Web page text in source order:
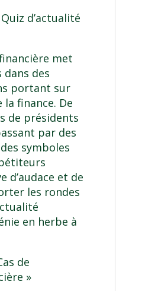
d’actualité
met
dans des
portant sur
finance. De
de présidents
par des
symboles
d’audace et de
les rondes
en herbe à
de
»